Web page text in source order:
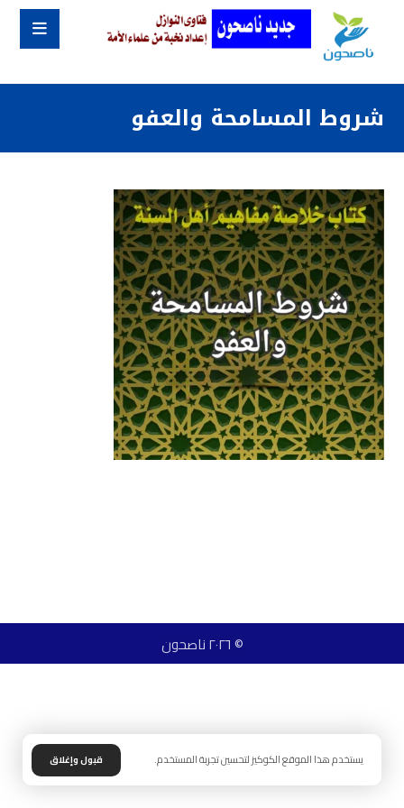
شروط المسامحة والعفو
© ٢٠٢٦ ناصحون
يستخدم هذا الموقع الكوكيز لتحسين تجربة المستخدم. قبول وإغلاق